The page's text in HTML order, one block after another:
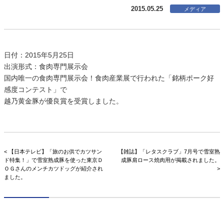
2015.05.25 メディア
日付：2015年5月25日
出演形式：食肉専門展示会
国内唯一の食肉専門展示会！食肉産業展で行われた「銘柄ポーク好
感度コンテスト」で
越乃黄金豚が優良賞を受賞しました。
< 【日本テレビ】「旅のお供でカツサン
ド特集！」で雪室熟成豚を使った東京Ｄ
ＯＧさんのメンチカツドッグが紹介され
ました。
【雑誌】「レタスクラブ」7月号で雪室熟
成豚肩ロース焼肉用が掲載されました。
>